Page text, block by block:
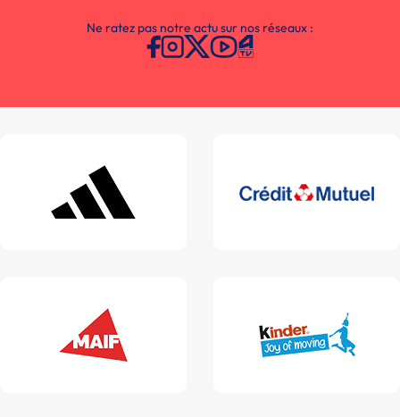
Ne ratez pas notre actu sur nos réseaux :